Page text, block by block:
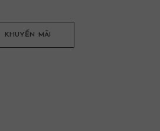
KHUYẾN MÃI